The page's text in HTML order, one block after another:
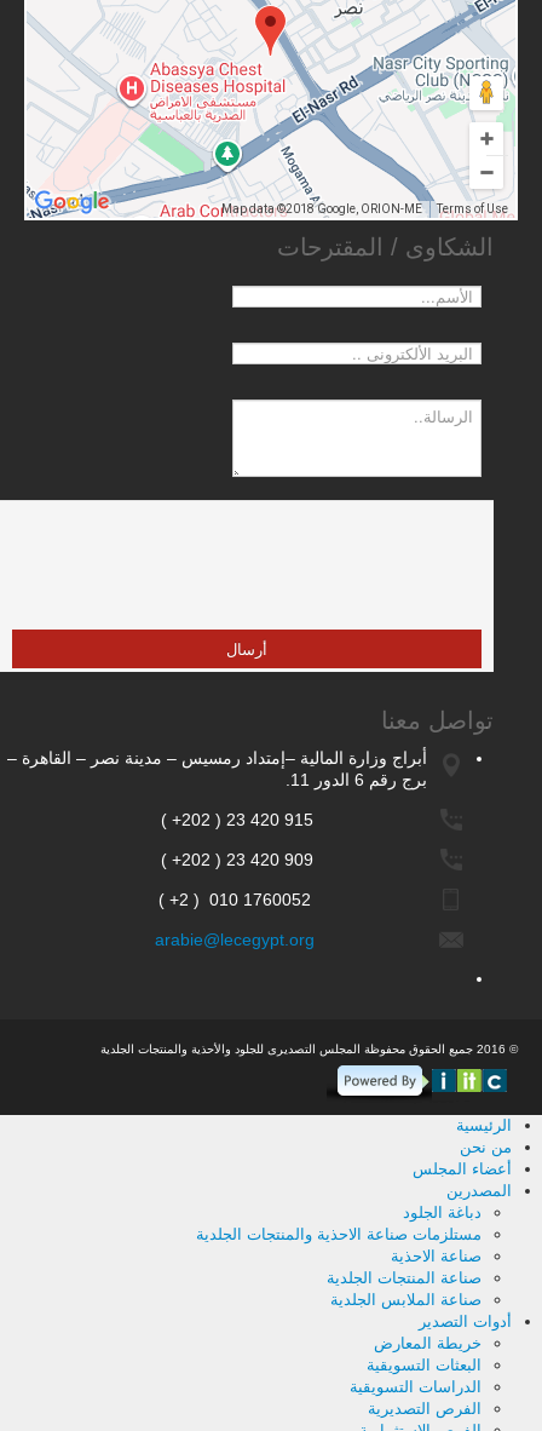
Map data ©2018 Google, ORION-ME Terms of Use
الشكاوى / المقترحات
أرسال
تواصل معنا
أبراج وزارة المالية –إمتداد رمسيس – مدينة نصر – القاهرة –
برج رقم 6 الدور 11.
( +202 ) 23 420 915
( +202 ) 23 420 909
( +2 ) 010 1760052
arabie@lecegypt.org
© 2016 جميع الحقوق محفوظة المجلس التصديرى للجلود والأحذية والمنتجات الجلدية
الرئيسية
من نحن
أعضاء المجلس
المصدرين
دباغة الجلود
مستلزمات صناعة الاحذية والمنتجات الجلدية
صناعة الاحذية
صناعة المنتجات الجلدية
صناعة الملابس الجلدية
أدوات التصدير
خريطة المعارض
البعثات التسويقية
الدراسات التسويقية
الفرص التصديرية